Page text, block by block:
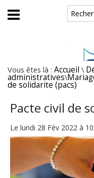
Aller au contenu principal
Vous êtes là : Accueil \
administratives\
de solidarite (pacs)
Pacte civil de
Le lundi 28 Fév 2022 à